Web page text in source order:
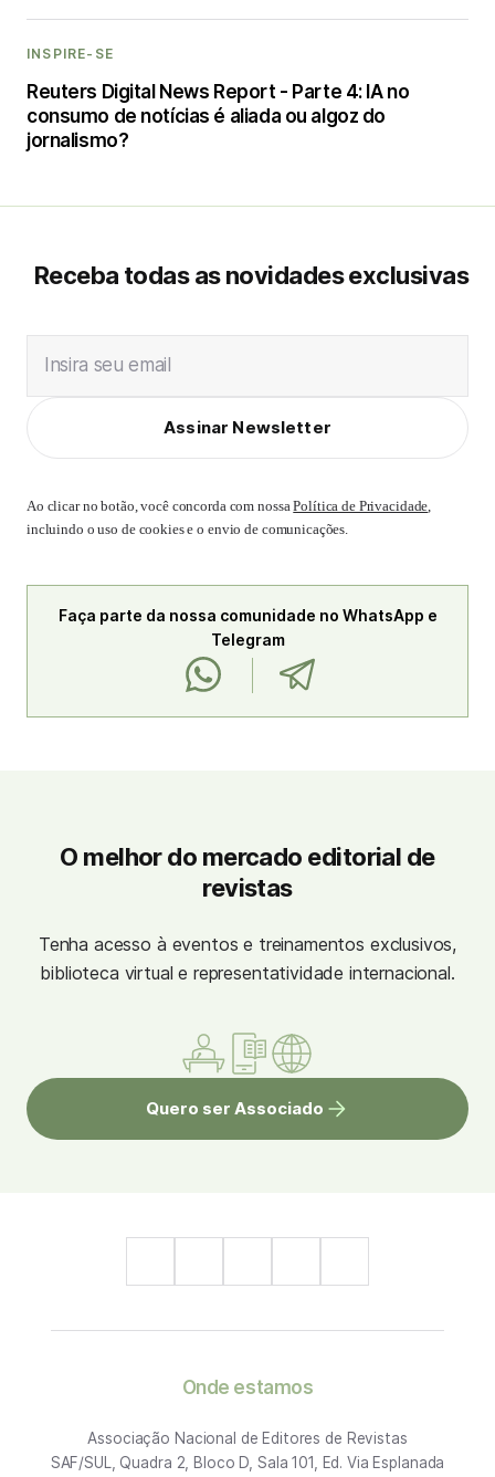
INSPIRE-SE
Reuters Digital News Report - Parte 4: IA no
consumo de notícias é aliada ou algoz do
jornalismo?
Receba todas as novidades exclusivas
Insira seu email
Assinar Newsletter
Ao clicar no botão, você concorda com nossaPolítica de Privacidade,
incluindo o uso de cookies e o envio de comunicações.
Faça parte da nossa comunidade no WhatsApp e
Telegram
O melhor do mercado editorial de
revistas
Tenha acesso à eventos e treinamentos exclusivos,
biblioteca virtual e representatividade internacional.
Quero ser Associado
Onde estamos
Associação Nacional de Editores de Revistas
SAF/SUL, Quadra 2, Bloco D, Sala 101, Ed. Via Esplanada